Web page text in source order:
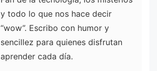
y todo lo que nos hace decir
“wow”. Escribo con humor y
sencillez para quienes disfrutan
aprender cada día.